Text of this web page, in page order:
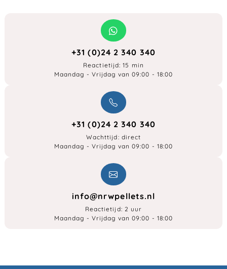
+31 (0)24 2 340 340
Reactietijd: 15 min
Maandag - Vrijdag van 09:00 - 18:00
+31 (0)24 2 340 340
Wachttijd: direct
Maandag - Vrijdag van 09:00 - 18:00
info@nrwpellets.nl
Reactietijd: 2 uur
Maandag - Vrijdag van 09:00 - 18:00